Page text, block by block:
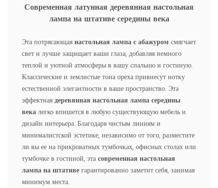
Современная латунная деревянная настольная
лампа на штативе середины века
Эта потрясающаянастольная лампа с абажуром смягчает
свет и лучше защищает ваши глаза, добавляя немного
теплой и уютной атмосферы в вашу спальню и гостиную.
Классические и землистые тона ореха привнесут нотку
естественной элегантности в ваше пространство. Эта
эффектнаядеревянная настольная лампа середины
векалегко впишется в любую существующую мебель и
дизайн интерьера. Благодаря чистым линиям и
минималистской эстетике, независимо от того, разместите
ли вы ее на прикроватных тумбочках, офисных столах или
тумбочке в гостиной, этасовременная настольная
лампа на штативегарантированно заметит себя, занимая
минимум места.